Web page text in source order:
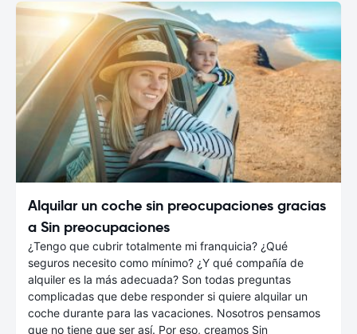
Alquilar un coche sin preocupaciones gracias
a Sin preocupaciones
¿Tengo que cubrir totalmente mi franquicia? ¿Qué
seguros necesito como mínimo? ¿Y qué compañía de
alquiler es la más adecuada? Son todas preguntas
complicadas que debe responder si quiere alquilar un
coche durante para las vacaciones. Nosotros pensamos
que no tiene que ser así. Por eso, creamos Sin